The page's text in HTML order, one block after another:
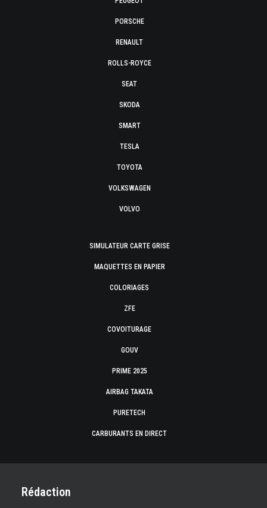
PORSCHE
RENAULT
ROLLS-ROYCE
SEAT
SKODA
SMART
TESLA
TOYOTA
VOLKSWAGEN
VOLVO
SIMULATEUR CARTE GRISE
MAQUETTES EN PAPIER
COLORIAGES
ZFE
COVOITURAGE
GOUV
PRIME 2025
AIRBAG TAKATA
PURETECH
CARBURANTS EN DIRECT
Rédaction